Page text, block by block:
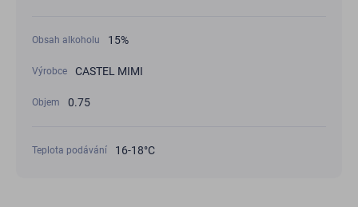
Obsah alkoholu 15%
Výrobce CASTEL MIMI
Objem 0.75
Teplota podávání 16-18°С